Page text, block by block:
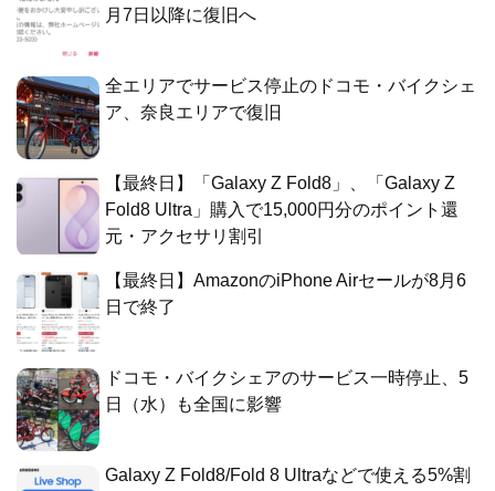
月7日以降に復旧へ
全エリアでサービス停止のドコモ・バイクシェ
ア、奈良エリアで復旧
【最終日】「Galaxy Z Fold8」、「Galaxy Z
Fold8 Ultra」購入で15,000円分のポイント還
元・アクセサリ割引
【最終日】AmazonのiPhone Airセールが8月6
日で終了
ドコモ・バイクシェアのサービス一時停止、5
日（水）も全国に影響
Galaxy Z Fold8/Fold 8 Ultraなどで使える5%割